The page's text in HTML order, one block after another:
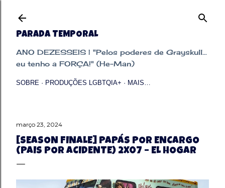
PARADA TEMPORAL
ANO DEZESSEIS | "Pelos poderes de Grayskull...
eu tenho a FORÇA!" (He-Man)
SOBRE PRODUÇÕES LGBTQIA+ MAIS…
março 23, 2024
[SEASON FINALE] PAPÁS POR ENCARGO
(PAIS POR ACIDENTE) 2X07 – EL HOGAR